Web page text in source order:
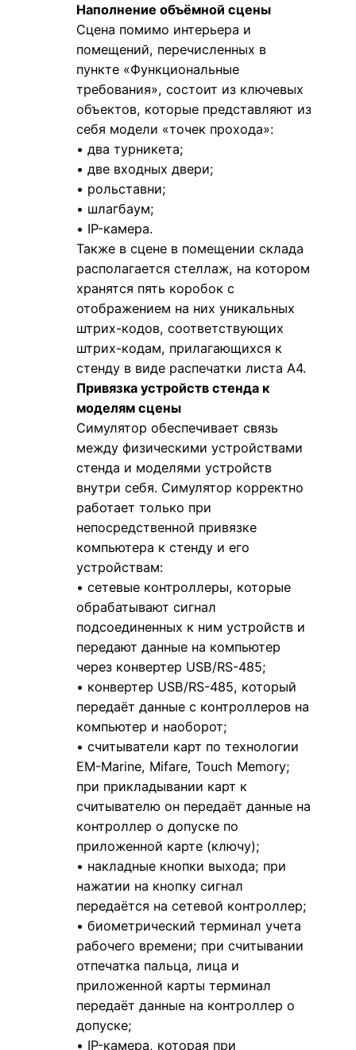
Наполнение объёмной сцены
Сцена помимо интерьера и
помещений, перечисленных в
пункте «Функциональные
требования», состоит из ключевых
объектов, которые представляют из
себя модели «точек прохода»:
• два турникета;
• две входных двери;
• рольставни;
• шлагбаум;
• IP-камера.
Также в сцене в помещении склада
располагается стеллаж, на котором
хранятся пять коробок с
отображением на них уникальных
штрих-кодов, соответствующих
штрих-кодам, прилагающихся к
стенду в виде распечатки листа А4.
Привязка устройств стенда к
моделям сцены
Симулятор обеспечивает связь
между физическими устройствами
стенда и моделями устройств
внутри себя. Симулятор корректно
работает только при
непосредственной привязке
компьютера к стенду и его
устройствам:
• сетевые контроллеры, которые
обрабатывают сигнал
подсоединенных к ним устройств и
передают данные на компьютер
через конвертер USB/RS-485;
• конвертер USB/RS-485, который
передаёт данные с контроллеров на
компьютер и наоборот;
• считыватели карт по технологии
EM-Marine, Mifare, Touch Memory;
при прикладывании карт к
считывателю он передаёт данные на
контроллер о допуске по
приложенной карте (ключу);
• накладные кнопки выхода; при
нажатии на кнопку сигнал
передаётся на сетевой контроллер;
• биометрический терминал учета
рабочего времени; при считывании
отпечатка пальца, лица и
приложенной карты терминал
передаёт данные на контроллер о
допуске;
• IP-камера, которая при